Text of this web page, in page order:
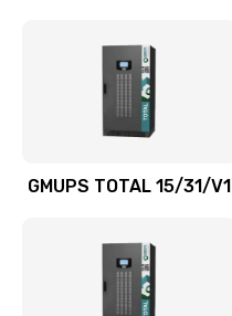
GMUPS TOTAL 15/31/V1